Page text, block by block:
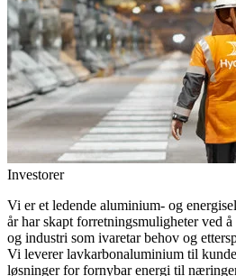
Investorer
Vi er et ledende aluminium- og
år har skapt forretningsmuligheter ved
og industri som ivaretar behov og
Vi leverer lavkarbonaluminium til
løsninger for fornybar energi til